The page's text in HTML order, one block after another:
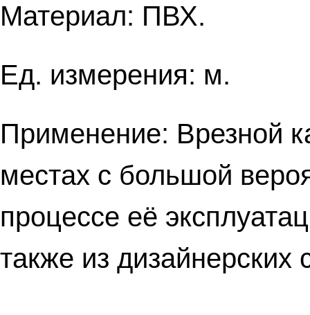
Материал: ПВХ.
Ед. измерения: м.
Применение: Врезной
местах с большой
процессе её
также из дизайнерских